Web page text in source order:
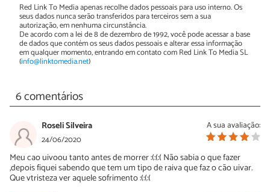
Red Link To Media apenas recolhe dados pessoais para uso interno. Os
seus dados nunca serão transferidos para terceiros sem a sua
autorização, em nenhuma circunstância.
De acordo com a lei de 8 de dezembro de 1992, você pode acessar a base
de dados que contém os seus dados pessoais e alterar essa informação
em qualquer momento, entrando em contato com Red Link To Media SL
(info@linktomedia.net)
6 comentários
A sua avaliação:
Roseli Silveira
24/06/2020
Meu cao uivoou tanto antes de morrer :(:(:( Não sabia o que fazer
,depois fiquei sabendo que tem um tipo de raiva que faz o cão uivar.
Que vtristeza ver aquele sofrimento :(:(:(